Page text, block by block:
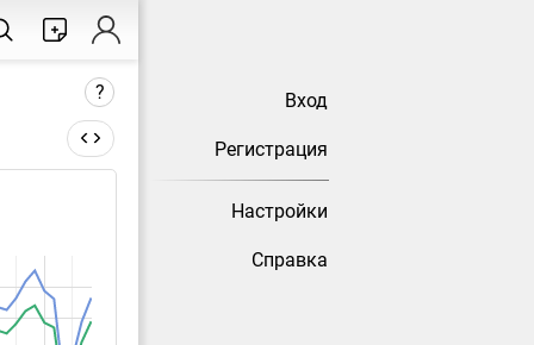
Вход
Регистрация
Настройки
Справка
?